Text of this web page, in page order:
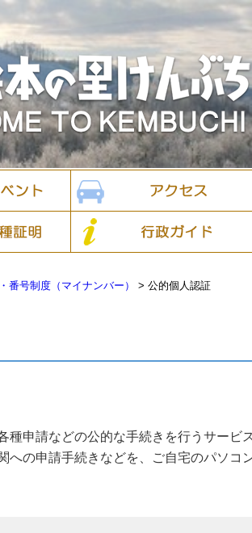
番号制度（マイナンバー） > 公的個人認証
種申請などの公的な手続きを行うサービ
への申請手続きなどを、ご自宅のパソコ